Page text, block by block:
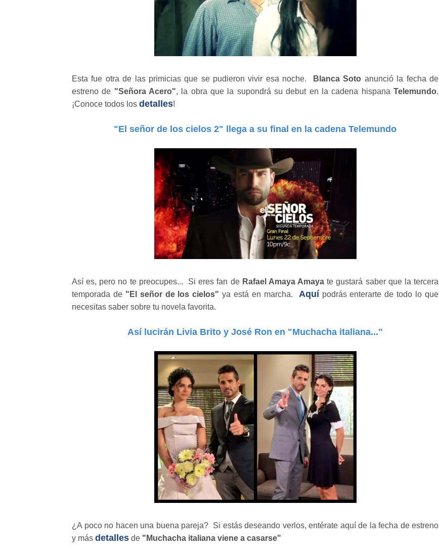
Esta fue otra de las primicias que se pudieron vivir esa noche. Blanca Soto anunció la fecha de
estreno de "Señora Acero", la obra que la supondrá su debut en la cadena hispanaTelemundo.
¡Conoce todos los detalles!
"El señor de los cielos 2" llega a su final en la cadena Telemundo
Así es, pero no te preocupes... Si eres fan de Rafael Amaya Amaya te gustará saber que la tercera
temporada de "El señor de los cielos" ya está en marcha. Aquí podrás enterarte de todo lo que
necesitas saber sobre tu novela favorita.
Así lucirán Livia Brito y José Ron en "Muchacha italiana..."
¿A poco no hacen una buena pareja? Si estás deseando verlos, entérate aquí de la fecha de estreno
y más detalles de "Muchacha italiana viene a casarse"